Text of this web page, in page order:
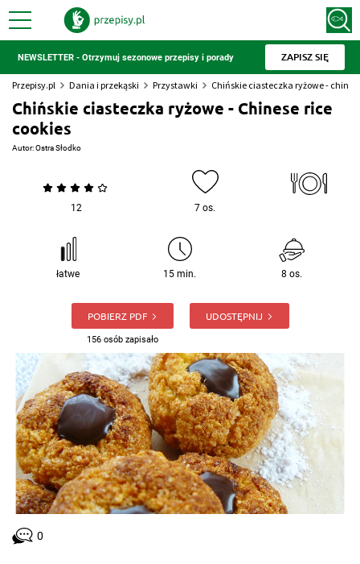
NEWSLETTER - Otrzymuj sezonowe przepisy i porady ZAPISZ SIĘ
Przepisy.pl Dania i przekąski Przystawki Chińskie ciasteczka ryżowe -
Chińskie ciasteczka ryżowe - Chinese rice
cookies
Autor:Ostra Słodko
12 7 os.
łatwe 15 min. 8 os.
POBIERZ PDF
156 osób zapisało
UDOSTĘPNIJ
0